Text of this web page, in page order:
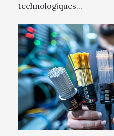
technologiques...